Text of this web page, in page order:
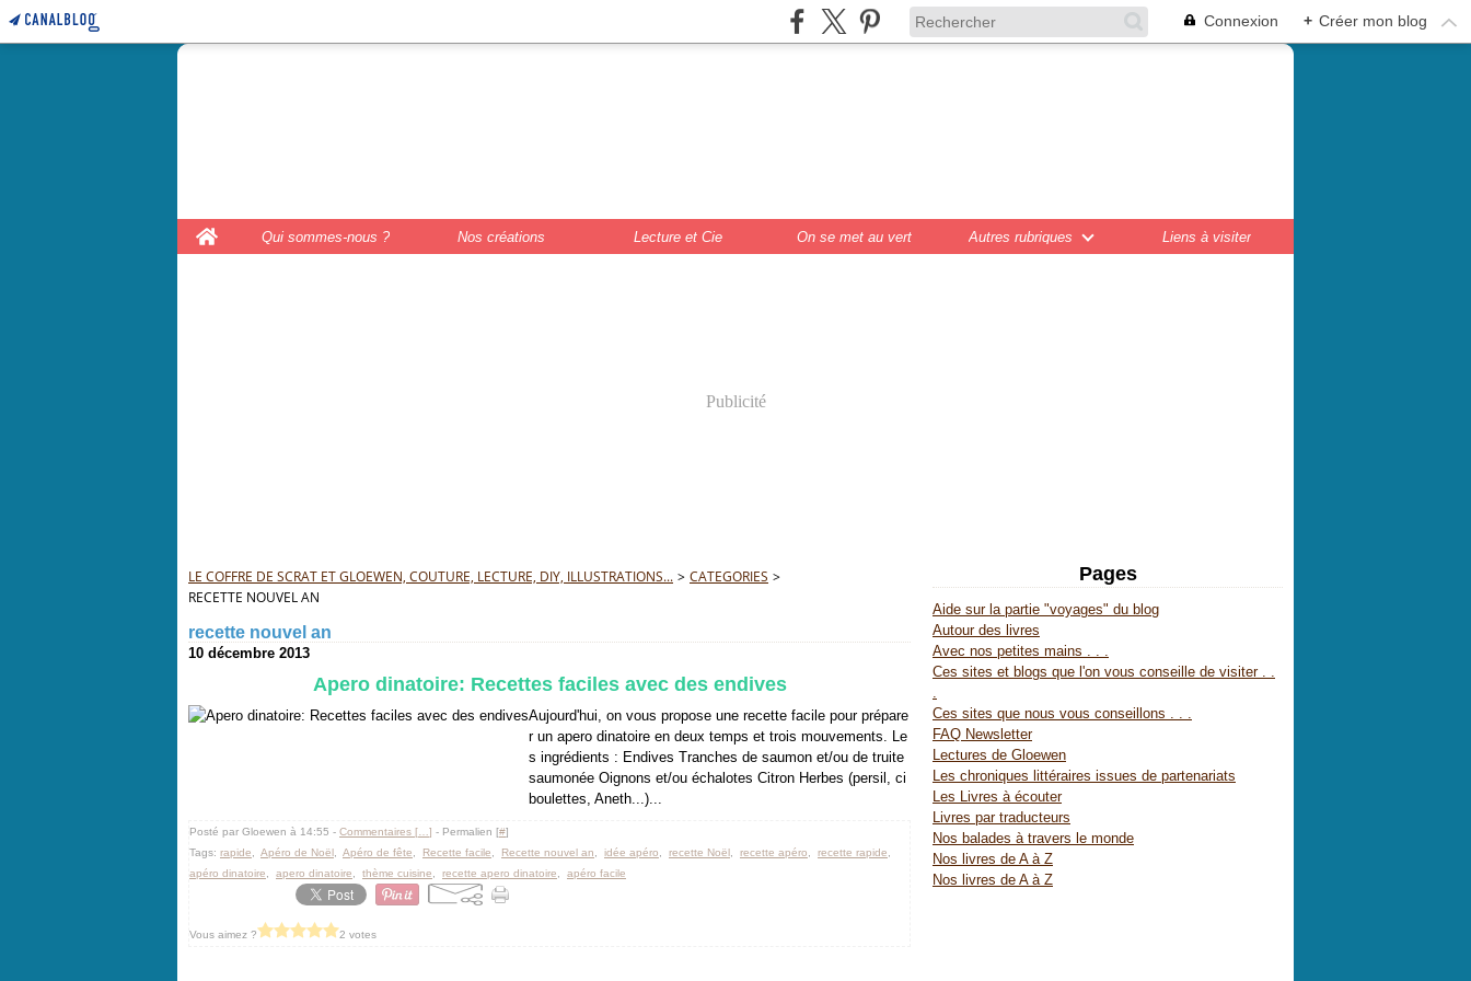
Connexion + Créer mon blog
Home
Qui sommes-nous ? Nos créations Lecture et Cie On se met au vert Autres rubriques Liens à visiter
Publicité
LE COFFRE DE SCRAT ET GLOEWEN, COUTURE, LECTURE, DIY, ILLUSTRATIONS... > CATEGORIES >
RECETTE NOUVEL AN
recette nouvel an
10 décembre 2013
Apero dinatoire: Recettes faciles avec des endives
Aujourd'hui, on vous propose une recette facile pour prépare
r un apero dinatoire en deux temps et trois mouvements. Le
s ingrédients : Endives Tranches de saumon et/ou de truite
saumonée Oignons et/ou échalotes Citron Herbes (persil, ci
boulettes, Aneth...)...
Posté par Gloewen à 14:55 - Commentaires [ ] - Permalien [#]
Tags: rapide Apéro de Noël Apéro de fête Recette facile Recette nouvel an idée apéro recette Noël recette apéro recette rapide
apéro dinatoire
apero dinatoire thème cuisine recette apero dinatoire apéro facile
Vous aimez ? 2 votes
Pages
Aide sur la partie "voyages" du blog
Autour des livres
Avec nos petites mains . . .
Ces sites et blogs que l'on vous conseille de visiter . .
.
Ces sites que nous vous conseillons . . .
FAQ Newsletter
Lectures de Gloewen
Les chroniques littéraires issues de partenariats
Les Livres à écouter
Livres par traducteurs
Nos balades à travers le monde
Nos livres de A à Z
Nos livres de A à Z